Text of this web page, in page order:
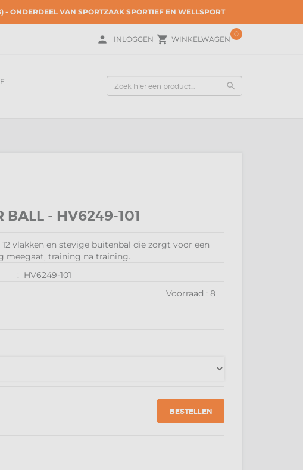
ONDERDEEL VAN SPORTZAAK SPORTIEF EN WELLSPORT
local_grocery_store WINKELWAGEN
0
person INLOGGEN
search
BALL - HV6249-101
vlakken en stevige buitenbal die zorgt voor een
meegaat, training na training.
: HV6249-101
Voorraad : 8
BESTELLEN